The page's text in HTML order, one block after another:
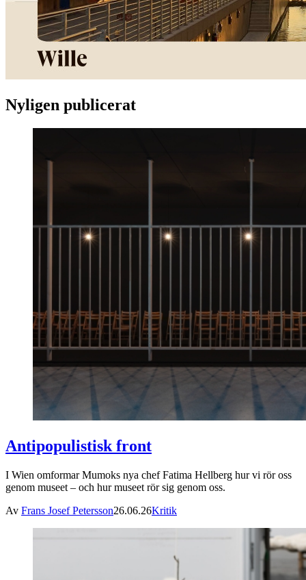
Nyligen publicerat
Antipopulistisk front
I Wien omformar Mumoks nya chef Fatima Hellberg hur vi rör oss
genom museet – och hur museet rör sig genom oss.
Av Frans Josef Petersson26.06.26Kritik